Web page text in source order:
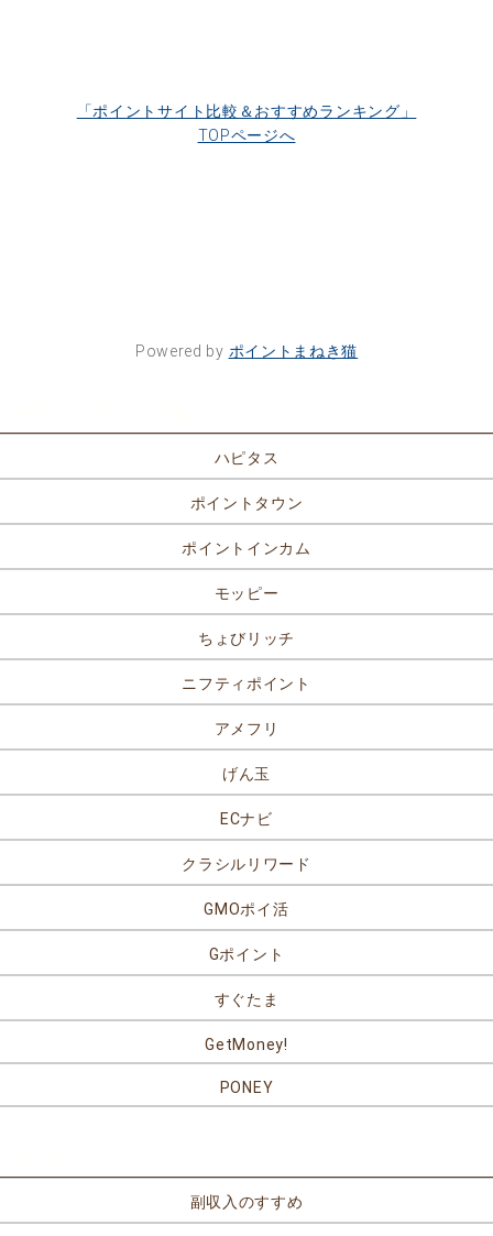
「ポイントサイト比較＆おすすめランキング」
TOPページへ
Powered by ポイントまねき猫
ハピタス
ポイントタウン
ポイントインカム
モッピー
ちょびリッチ
ニフティポイント
アメフリ
げん玉
ECナビ
クラシルリワード
GMOポイ活
Gポイント
すぐたま
GetMoney!
PONEY
副収入のすすめ